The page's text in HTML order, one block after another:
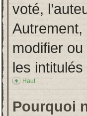
voté,
modifier
les
Haut
Pourquoi